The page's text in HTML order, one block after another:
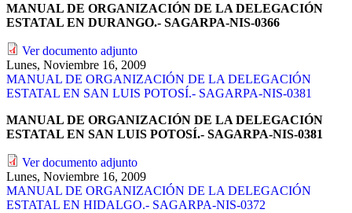
MANUAL DE ORGANIZACIÓN DE LA DELEGACIÓN
ESTATAL EN DURANGO.- SAGARPA-NIS-0366
Ver documento adjunto
Lunes, Noviembre 16, 2009
MANUAL DE ORGANIZACIÓN DE LA DELEGACIÓN
ESTATAL EN SAN LUIS POTOSÍ.- SAGARPA-NIS-0381
MANUAL DE ORGANIZACIÓN DE LA DELEGACIÓN
ESTATAL EN SAN LUIS POTOSÍ.- SAGARPA-NIS-0381
Ver documento adjunto
Lunes, Noviembre 16, 2009
MANUAL DE ORGANIZACIÓN DE LA DELEGACIÓN
ESTATAL EN HIDALGO.- SAGARPA-NIS-0372